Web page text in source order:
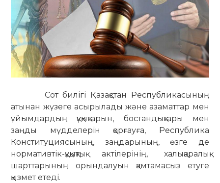
Сот билігі Қазақстан Республикасының
атынан жүзеге асырылады және азаматтар мен
ұйымдардың құқықтарын, бостандықтары мен
заңды мүдделерін қорғауға, Республика
Конституциясының, заңдарының, өзге де
нормативтік-құқықтық актілерінің, халықаралық
шарттарының орындалуын қамтамасыз етуге
қызмет етеді.